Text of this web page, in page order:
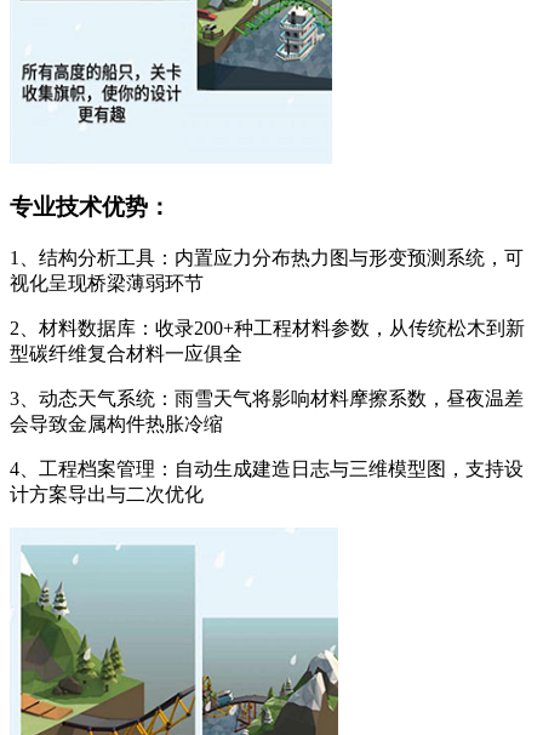
专业技术优势：
1、结构分析工具：内置应力分布热力图与形变预测系统，可
视化呈现桥梁薄弱环节
2、材料数据库：收录200+种工程材料参数，从传统松木到新
型碳纤维复合材料一应俱全
3、动态天气系统：雨雪天气将影响材料摩擦系数，昼夜温差
会导致金属构件热胀冷缩
4、工程档案管理：自动生成建造日志与三维模型图，支持设
计方案导出与二次优化